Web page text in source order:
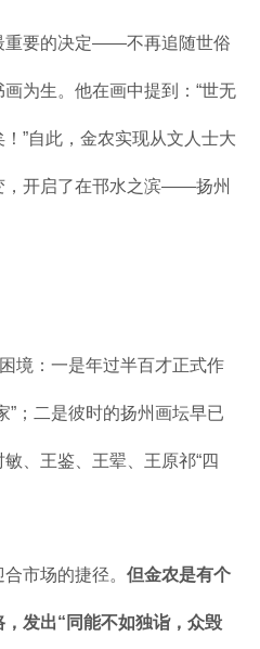
重要的决定——不再追随世俗
为生。他在画中提到：“世无
”自此，金农实现从文人士大
，开启了在邗水之滨——扬州
境：一是年过半百才正式作
”；二是彼时的扬州画坛早已
、王鉴、王翚、王原祁“四
市场的捷径。 但金农是有个
发出“同能不如独诣，众毁